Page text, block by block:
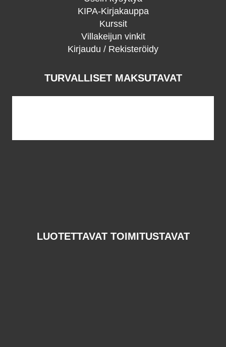
KIPA-Kirjakauppa
Kurssit
Villakeijun vinkit
Kirjaudu / Rekisteröidy
TURVALLISET MAKSUTAVAT
LUOTETTAVAT TOIMITUSTAVAT